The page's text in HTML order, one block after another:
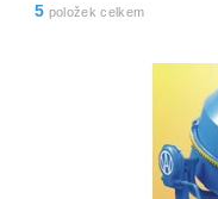
5 položek celkem